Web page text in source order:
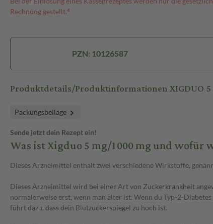
Rechnung gestellt.⁴
PZN: 10126587
Produktdetails/Produktinformationen XIGDUO
Packungsbeilage
Sende jetzt dein Rezept ein!
Was ist Xigduo 5 mg/1000 mg und wofür
Dieses Arzneimittel enthält zwei verschiedene Wirkstoffe,
Dieses Arzneimittel wird bei einer Art von Zuckerkrankheit
normalerweise erst, wenn man älter ist. Wenn du Typ-2-
führt dazu, dass dein Blutzuckerspiegel zu hoch ist.